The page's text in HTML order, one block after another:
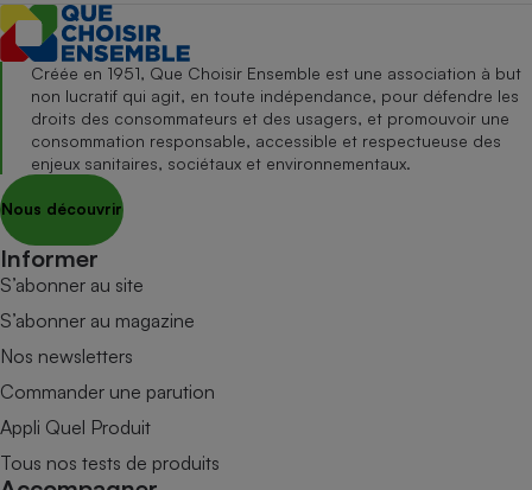
Créée en 1951, Que Choisir Ensemble est une association à but
non lucratif qui agit, en toute indépendance, pour défendre les
droits des consommateurs et des usagers, et promouvoir une
consommation responsable, accessible et respectueuse des
enjeux sanitaires, sociétaux et environnementaux.
Nous découvrir
Informer
S’abonner au site
S’abonner au magazine
Nos newsletters
Commander une parution
Appli Quel Produit
Tous nos tests de produits